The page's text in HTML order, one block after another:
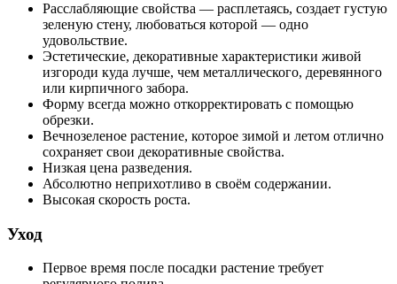
Расслабляющие свойства — расплетаясь, создает густую
зеленую стену, любоваться которой — одно
удовольствие.
Эстетические, декоративные характеристики живой
изгороди куда лучше, чем металлического, деревянного
или кирпичного забора.
Форму всегда можно откорректировать с помощью
обрезки.
Вечнозеленое растение, которое зимой и летом отлично
сохраняет свои декоративные свойства.
Низкая цена разведения.
Абсолютно неприхотливо в своём содержании.
Высокая скорость роста.
Уход
Первое время после посадки растение требует